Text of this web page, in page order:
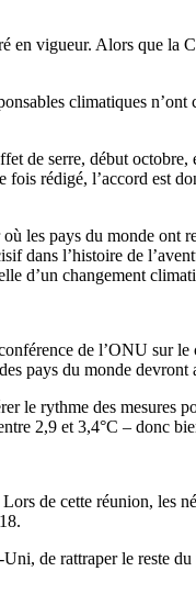
en vigueur. Alors que la
climatiques
de serre, début
rédigé, l’accord est
les pays du monde ont
dans l’histoire de
d’un changement
de l’ONU sur
pays du monde
le rythme des mesures
2,9 et 3,4°C – donc
de cette réunion, les
de rattraper le reste